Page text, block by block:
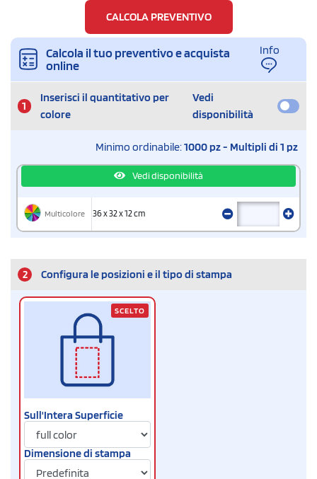
CALCOLA PREVENTIVO
Calcola il tuo preventivo e acquista
online
Info
1
Inserisci il quantitativo per
colore
Vedi
disponibilità
Minimo ordinabile:1000 pz - Multipli di 1 pz
Vedi disponibilità
Multicolore 36 x 32 x 12 cm
2 Configura le posizioni e il tipo di stampa
Sull'Intera Superficie
Dimensione di stampa
SCELTO